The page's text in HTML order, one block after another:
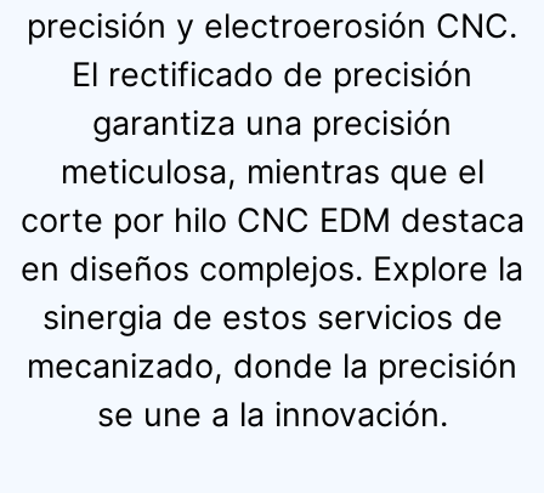
precisión y electroerosión CNC.
El rectificado de precisión
garantiza una precisión
meticulosa, mientras que el
corte por hilo CNC EDM destaca
en diseños complejos. Explore la
sinergia de estos servicios de
mecanizado, donde la precisión
se une a la innovación.